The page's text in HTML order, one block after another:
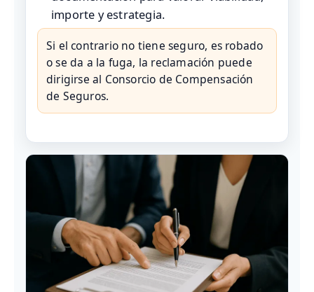
importe y estrategia.
Si el contrario no tiene seguro, es robado
o se da a la fuga, la reclamación puede
dirigirse al Consorcio de Compensación
de Seguros.